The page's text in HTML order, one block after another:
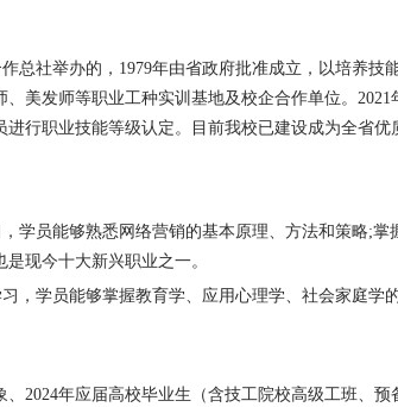
总社举办的， 1979年由省政府批准成立，以培养技
美发师等职业工种实训基地及校企合作单位。 2021
行职业技能等级认定。目前我校已建设成为全省
学员能够熟悉网络营销的基本原理、方法和策略;掌
现今十大新兴职业之一。
，学员能够掌握教育学、应用心理学、社会家庭
、2024年应届高校毕业生（含技工院校高级工班、